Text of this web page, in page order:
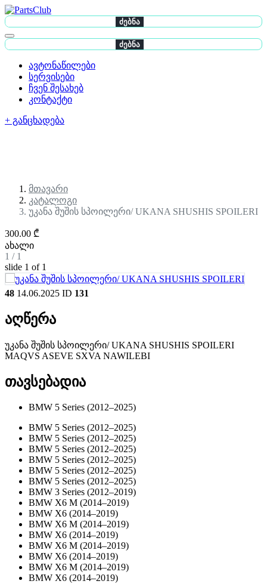
ძებნა
ძებნა
ავტონაწილები
სერვისები
ჩვენ შესახებ
კონტაქტი
+ განცხადება
მთავარი
კატალოგი
უკანა შუშის სპოილერი/ UKANA SHUSHIS SPOILERI
300.00 ₾
ახალი
1 / 1
slide 1 of 1
48 14.06.2025 ID 131
აღწერა
უკანა შუშის სპოილერი/ UKANA SHUSHIS SPOILERI
MAQVS ASEVE SXVA NAWILEBI
თავსებადია
BMW 5 Series (2012–2025)
BMW 5 Series (2012–2025)
BMW 5 Series (2012–2025)
BMW 5 Series (2012–2025)
BMW 5 Series (2012–2025)
BMW 5 Series (2012–2025)
BMW 5 Series (2012–2025)
BMW 3 Series (2012–2019)
BMW X6 M (2014–2019)
BMW X6 (2014–2019)
BMW X6 M (2014–2019)
BMW X6 (2014–2019)
BMW X6 M (2014–2019)
BMW X6 (2014–2019)
BMW X6 M (2014–2019)
BMW X6 (2014–2019)